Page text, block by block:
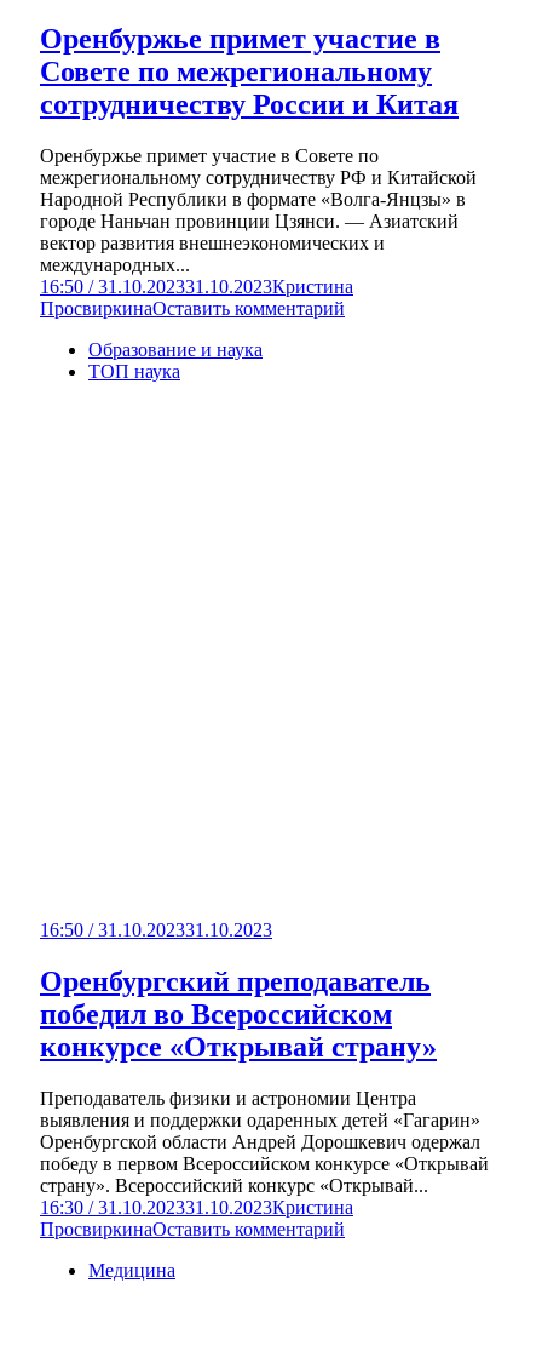
Оренбуржье примет участие в
Совете по межрегиональному
сотрудничеству России и Китая
Оренбуржье примет участие в Совете по
межрегиональному сотрудничеству РФ и Китайской
Народной Республики в формате «Волга-Янцзы» в
городе Наньчан провинции Цзянси. — Азиатский
вектор развития внешнеэкономических и
международных...
16:50 / 31.10.202331.10.2023Кристина
ПросвиркинаОставить комментарий
Образование и наука
ТОП наука
16:50 / 31.10.202331.10.2023
Оренбургский преподаватель
победил во Всероссийском
конкурсе «Открывай страну»
Преподаватель физики и астрономии Центра
выявления и поддержки одаренных детей «Гагарин»
Оренбургской области Андрей Дорошкевич одержал
победу в первом Всероссийском конкурсе «Открывай
страну». Всероссийский конкурс «Открывай...
16:30 / 31.10.202331.10.2023Кристина
ПросвиркинаОставить комментарий
Медицина